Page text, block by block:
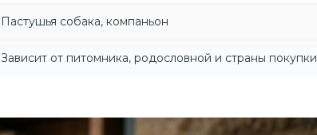
Пастушья собака, компаньон
Зависит от питомника, родословной и страны покупки